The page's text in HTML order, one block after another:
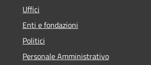
Uffici
Enti e fondazioni
Politici
Personale Amministrativo